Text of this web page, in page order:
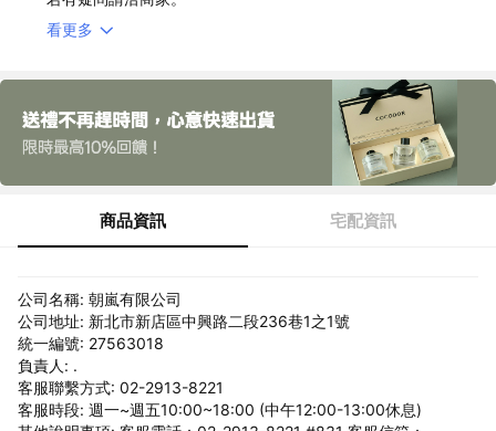
看更多
商品資訊 宅配資訊
公司名稱: 朝嵐有限公司
公司地址: 新北市新店區中興路二段236巷1之1號
統一編號: 27563018
負責人: .
客服聯繫方式: 02-2913-8221
客服時段: 週一~週五10:00~18:00 (中午12:00-13:00休息)